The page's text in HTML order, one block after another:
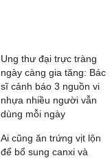
Ung thư đại trực tràng
ngày càng gia tăng: Bác
sĩ cảnh báo 3 nguồn vi
nhựa nhiều người vẫn
dùng mỗi ngày
Ai cũng ăn trứng vịt lộn
để bổ sung canxi và